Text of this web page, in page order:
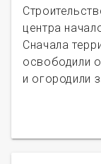
центра
Сначала
освободили
и огородили